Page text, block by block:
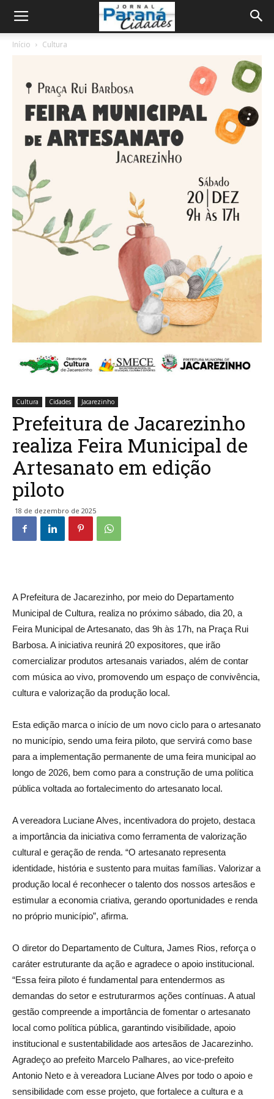
Início Cultura
Cultura Cidades Jacarezinho
Prefeitura de Jacarezinho
realiza Feira Municipal de
Artesanato em edição
piloto
18 de dezembro de 2025
A Prefeitura de Jacarezinho, por meio do Departamento
Municipal de Cultura, realiza no próximo sábado, dia 20, a
Feira Municipal de Artesanato, das 9h às 17h, na Praça Rui
Barbosa. A iniciativa reunirá 20 expositores, que irão
comercializar produtos artesanais variados, além de contar
com música ao vivo, promovendo um espaço de convivência,
cultura e valorização da produção local.
Esta edição marca o início de um novo ciclo para o artesanato
no município, sendo uma feira piloto, que servirá como base
para a implementação permanente de uma feira municipal ao
longo de 2026, bem como para a construção de uma política
pública voltada ao fortalecimento do artesanato local.
A vereadora Luciane Alves, incentivadora do projeto, destaca
a importância da iniciativa como ferramenta de valorização
cultural e geração de renda. “O artesanato representa
identidade, história e sustento para muitas famílias. Valorizar a
produção local é reconhecer o talento dos nossos artesãos e
estimular a economia criativa, gerando oportunidades e renda
no próprio município”, afirma.
O diretor do Departamento de Cultura, James Rios, reforça o
caráter estruturante da ação e agradece o apoio institucional.
“Essa feira piloto é fundamental para entendermos as
demandas do setor e estruturarmos ações contínuas. A atual
gestão compreende a importância de fomentar o artesanato
local como política pública, garantindo visibilidade, apoio
institucional e sustentabilidade aos artesãos de Jacarezinho.
Agradeço ao prefeito Marcelo Palhares, ao vice-prefeito
Antonio Neto e à vereadora Luciane Alves por todo o apoio e
sensibilidade com esse projeto, que fortalece a cultura e a